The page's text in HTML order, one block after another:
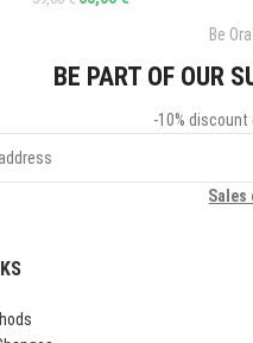
Be
BE PART OF OUR
-10% discount
Sales